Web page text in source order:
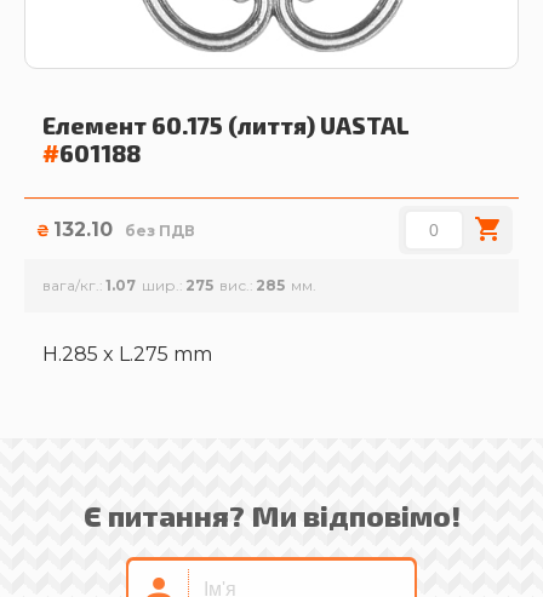
Елемент 60.175 (лиття) UASTAL
#601188
₴ 132.10 без ПДВ
вага/кг. 1.07 шир. 275 вис. 285
H.285 x L.275 mm
Є питання? Ми відповімо!